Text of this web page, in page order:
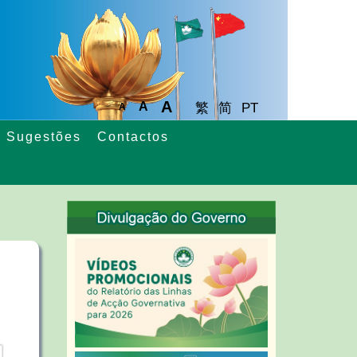
A A A 繁 简 PT
Sugestões Contactos